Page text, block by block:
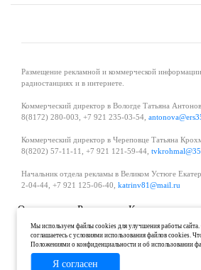
Размещение рекламной и коммерческой информации
радиостанциях и в интернете.
Коммерческий директор в Вологде Татьяна
8(8172) 280-003, +7 921 235-03-54,
Коммерческий директор в Череповце Татьяна
8(8202) 57-11-11, +7 921 121-59-44,
Начальник отдела рекламы в Великом Устюге
2-04-44, +7 921 125-06-40, katrinv81@mail.ru
О проекте Реклама
Контакты
Политика в области обработки и защиты
Мы используем файлы cookies для улучшения работы сайта.
соглашаетесь с условиями использования файлов cookies.
Положениями о конфиденциальности и об использовании
Я согласен